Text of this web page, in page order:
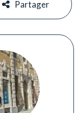
Partager